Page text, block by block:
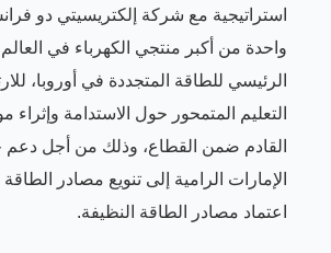
استراتيجية مع شركة إلكتريسيتي دو
واحدة من أكبر منتجي الكهرباء في
الرئيسي للطاقة المتجددة في أوروبا،
التعليم المتمحور حول الاستدامة وإثراء
القادم ضمن القطاع، وذلك من أجل دعم
الإمارات الرامية إلى تنويع مصادر
اعتماد مصادر الطاقة النظيفة.